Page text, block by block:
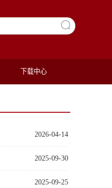
下载中心
2026-04-14
2025-09-30
2025-09-25